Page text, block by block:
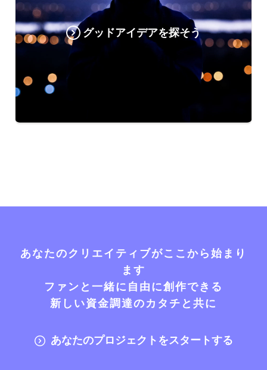
グッドアイデアを探そう
あなたのクリエイティブがここから始まり
ます
ファンと一緒に自由に創作できる
新しい資金調達のカタチと共に
あなたのプロジェクトをスタートする